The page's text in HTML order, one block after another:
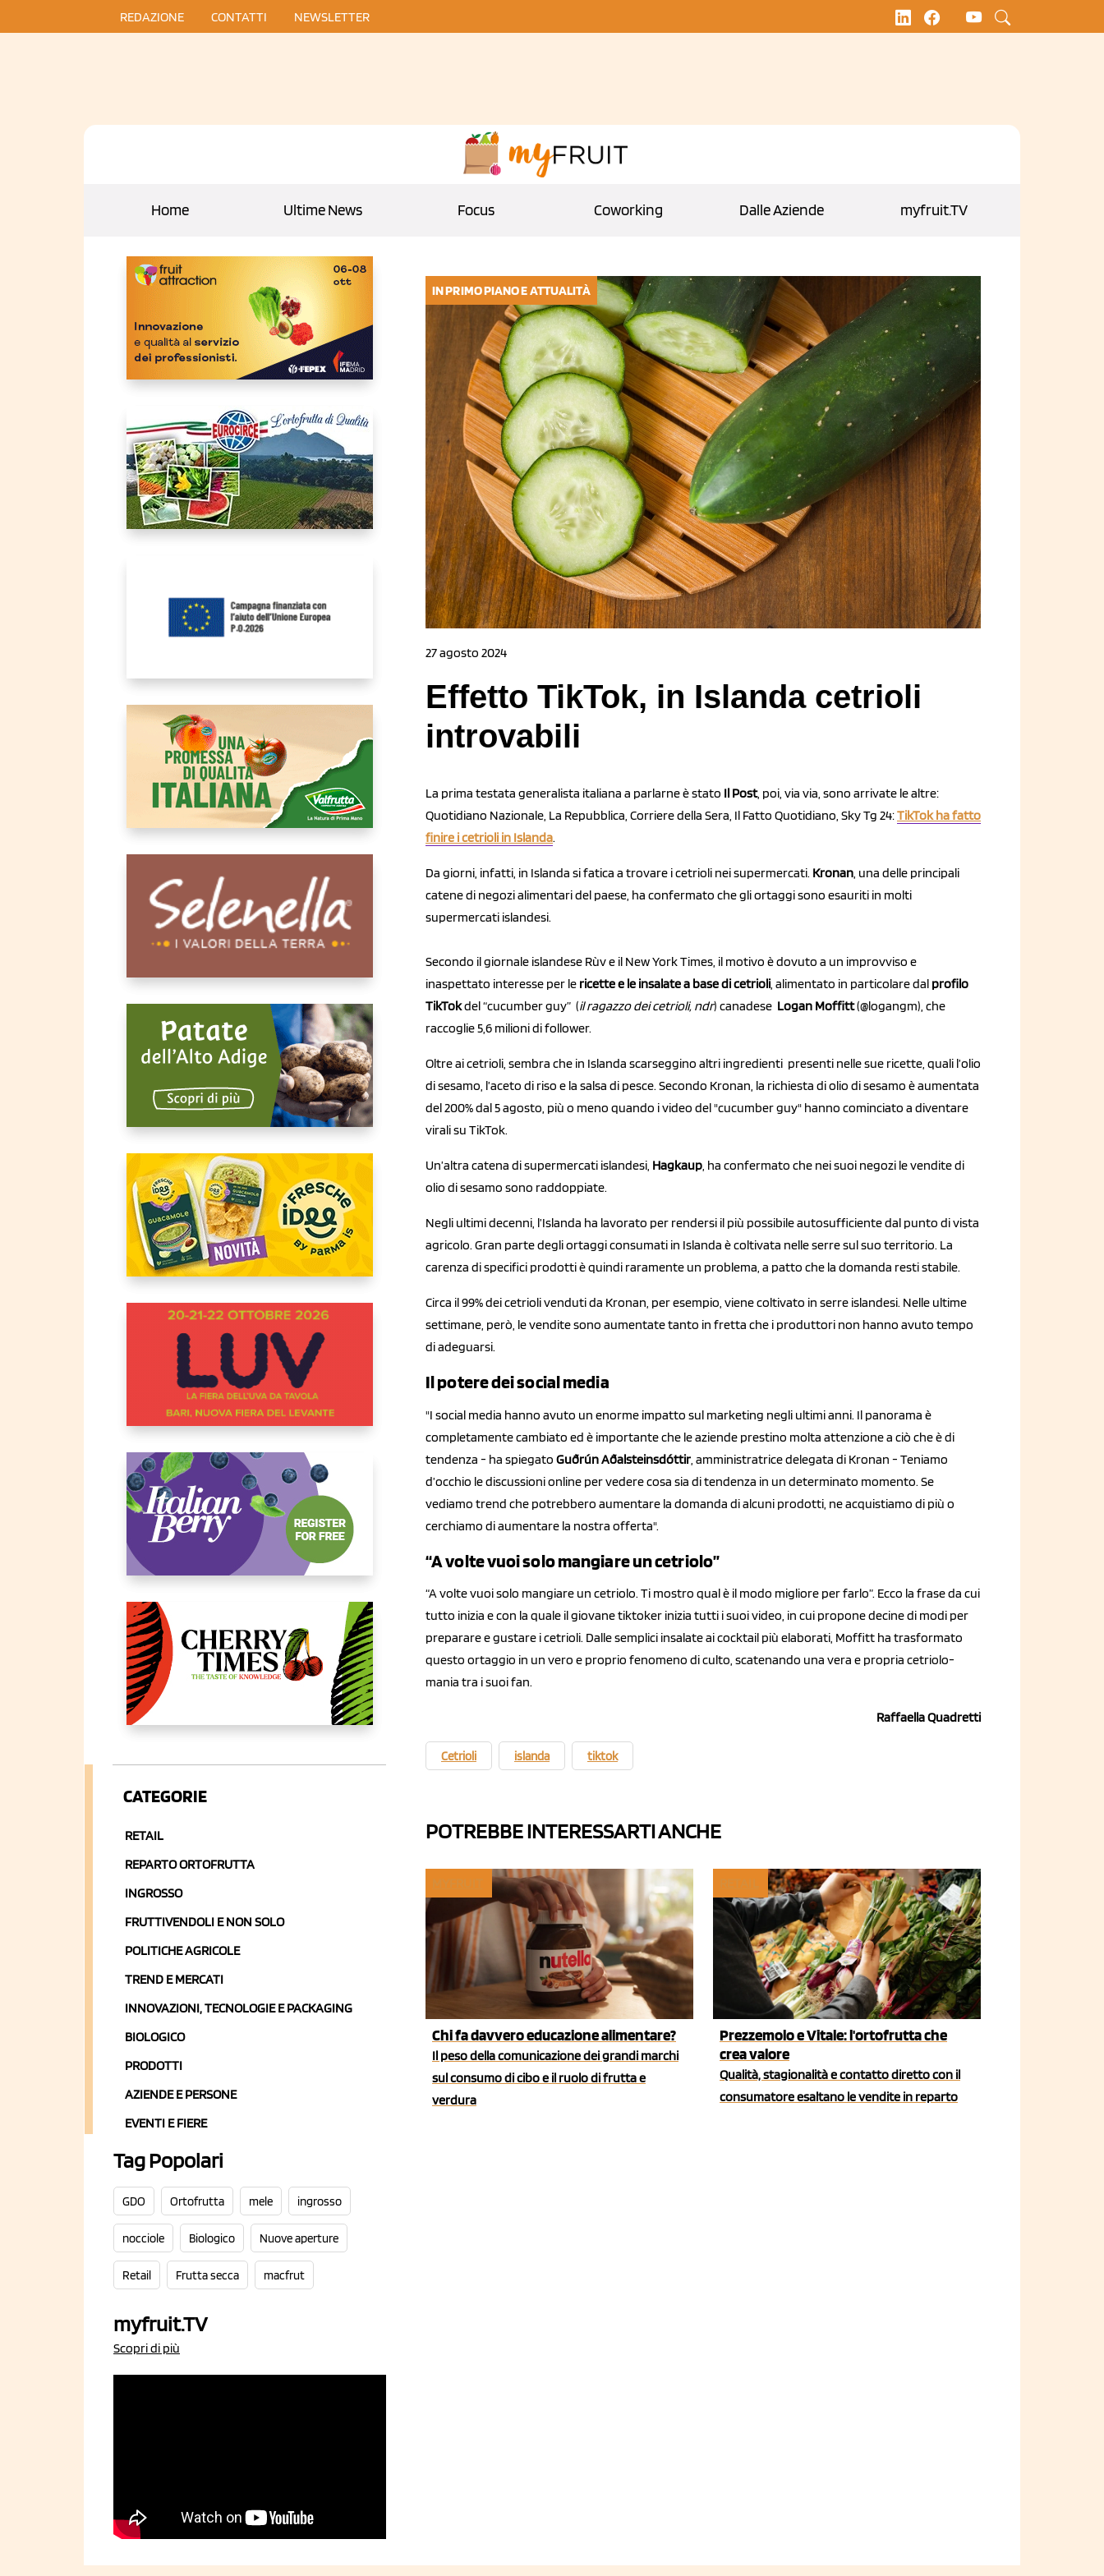
REDAZIONE CONTATTI NEWSLETTER
Home Ultime News Focus Coworking Dalle Aziende myfruit.TV
CATEGORIE
RETAIL
REPARTO ORTOFRUTTA
INGROSSO
FRUTTIVENDOLI E NON SOLO
POLITICHE AGRICOLE
TREND E MERCATI
INNOVAZIONI, TECNOLOGIE E PACKAGING
BIOLOGICO
PRODOTTI
AZIENDE E PERSONE
EVENTI E FIERE
Tag Popolari
GDO Ortofrutta mele ingrosso
nocciole Biologico Nuove aperture
Retail Frutta secca macfrut
myfruit.TV
Scopri di più
IN PRIMO PIANO E ATTUALITÀ
27 agosto 2024
Effetto TikTok, in Islanda cetrioli
introvabili
La prima testata generalista italiana a parlarne è stato Il Post, poi, via via, sono arrivate le altre:
Quotidiano Nazionale, La Repubblica, Corriere della Sera, Il Fatto Quotidiano, Sky Tg 24:TikTok ha fatto
finire i cetrioli in Islanda.
Da giorni, infatti, in Islanda si fatica a trovare i cetrioli nei supermercati. Kronan, una delle principali
catene di negozi alimentari del paese, ha confermato che gli ortaggi sono esauriti in molti
supermercati islandesi.
Secondo il giornale islandese Rùv e il New York Times, il motivo è dovuto a un improvviso e
inaspettato interesse per le ricette e le insalate a base di cetrioli, alimentato in particolare dal profilo
TikTokdel “cucumber guy” (il ragazzo dei cetrioli, ndr) canadese Logan Moffitt(@logangm), che
raccoglie 5,6 milioni di follower.
Oltre ai cetrioli, sembra che in Islanda scarseggino altri ingredienti presenti nelle sue ricette, quali l’olio
di sesamo, l’aceto di riso e la salsa di pesce. Secondo Kronan, la richiesta di olio di sesamo è aumentata
del 200% dal 5 agosto, più o meno quando i video del "cucumber guy" hanno cominciato a diventare
virali su TikTok.
Un’altra catena di supermercati islandesi, Hagkaup, ha confermato che nei suoi negozi le vendite di
olio di sesamo sono raddoppiate.
Negli ultimi decenni, l’Islanda ha lavorato per rendersi il più possibile autosufficiente dal punto di vista
agricolo. Gran parte degli ortaggi consumati in Islanda è coltivata nelle serre sul suo territorio. La
carenza di specifici prodotti è quindi raramente un problema, a patto che la domanda resti stabile.
Circa il 99% dei cetrioli venduti da Kronan, per esempio, viene coltivato in serre islandesi. Nelle ultime
settimane, però, le vendite sono aumentate tanto in fretta che i produttori non hanno avuto tempo
di adeguarsi.
Il potere dei social media
"I social media hanno avuto un enorme impatto sul marketing negli ultimi anni. Il panorama è
completamente cambiato ed è importante che le aziende prestino molta attenzione a ciò che è di
tendenza - ha spiegato Guðrún Aðalsteinsdóttir, amministratrice delegata di Kronan - Teniamo
d’occhio le discussioni online per vedere cosa sia di tendenza in un determinato momento. Se
vediamo trend che potrebbero aumentare la domanda di alcuni prodotti, ne acquistiamo di più o
cerchiamo di aumentare la nostra offerta".
“A volte vuoi solo mangiare un cetriolo”
“A volte vuoi solo mangiare un cetriolo. Ti mostro qual è il modo migliore per farlo”. Ecco la frase da cui
tutto inizia e con la quale il giovane tiktoker inizia tutti i suoi video, in cui propone decine di modi per
preparare e gustare i cetrioli. Dalle semplici insalate ai cocktail più elaborati, Moffitt ha trasformato
questo ortaggio in un vero e proprio fenomeno di culto, scatenando una vera e propria cetriolo-
mania tra i suoi fan.
Raffaella Quadretti
Cetrioli islanda tiktok
POTREBBE INTERESSARTI ANCHE
Chi fa davvero educazione alimentare?
Il peso della comunicazione dei grandi marchi
sul consumo di cibo e il ruolo di frutta e
verdura
Prezzemolo e Vitale: l'ortofrutta che
crea valore
Qualità, stagionalità e contatto diretto con il
consumatore esaltano le vendite in reparto